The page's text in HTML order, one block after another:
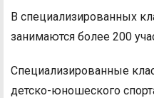
В специализированных
занимаются более 200
Специализированные
детско-юношеского